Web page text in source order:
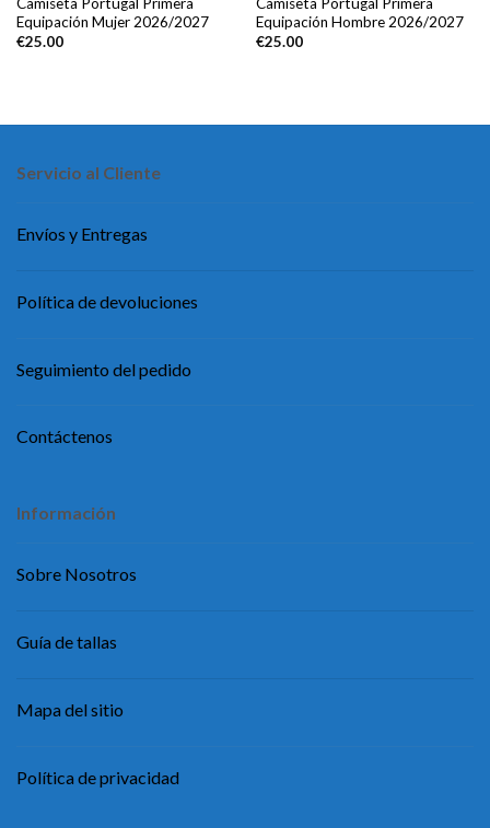
Equipación Mujer 2026/2027
€25.00
Equipación Hombre 2026/2027
€25.00
Servicio al Cliente
Envíos y Entregas
Política de devoluciones
Seguimiento del pedido
Contáctenos
Información
Sobre Nosotros
Guía de tallas
Mapa del sitio
Política de privacidad